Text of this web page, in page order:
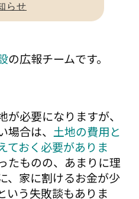
の広報チームです。
必要になりますが、
合は、 土地の費用と
ておく必要がありま
たものの、あまりに理
、家に割けるお金が少
いう失敗談もありま
らせ